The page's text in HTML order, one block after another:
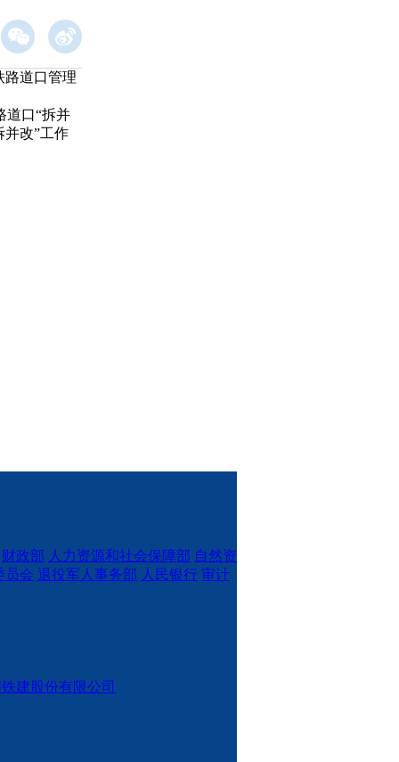
道口管理
口“拆并
并改”工作
财政部 人力资源和社会保障部 自然资
员会 退役军人事务部 人民银行 审计
建股份有限公司